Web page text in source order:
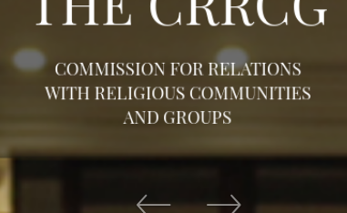
COMMISSION FOR RELATIONS
WITH RELIGIOUS COMMUNITIES
AND GROUPS